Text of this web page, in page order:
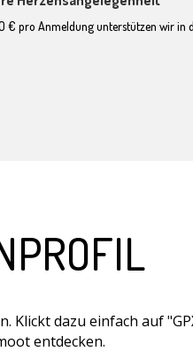
€ pro Anmeldung unterstützen wir in
Klickt dazu einfach auf
entdecken.